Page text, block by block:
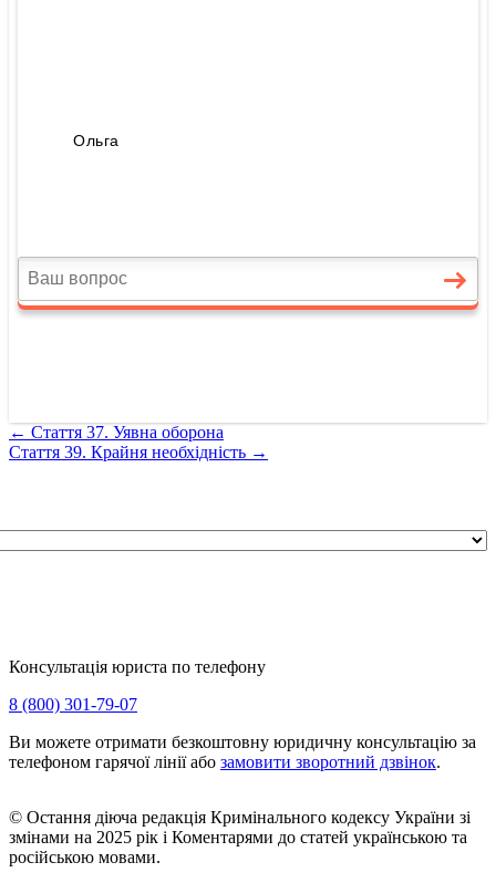
← Стаття 37. Уявна оборона
Стаття 39. Крайня необхідність →
Консультація юриста по телефону
8 (800) 301-79-07
Ви можете отримати безкоштовну юридичну консультацію за
телефоном гарячої лінії або замовити зворотний дзвінок.
© Остання діюча редакція Кримінального кодексу України зі
змінами на 2025 рік і Коментарями до статей українською та
російською мовами.